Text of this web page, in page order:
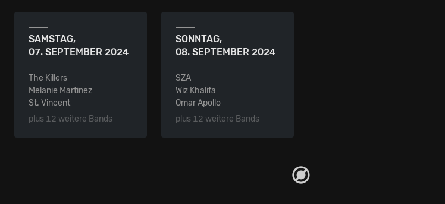
SAMSTAG,
07. SEPTEMBER 2024
The Killers
Melanie Martinez
St. Vincent
plus 12 weitere Bands
SONNTAG,
08. SEPTEMBER 2024
SZA
Wiz Khalifa
Omar Apollo
plus 12 weitere Bands